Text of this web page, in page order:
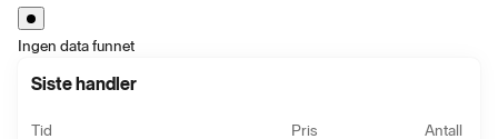
Ingen data funnet
Siste handler
Tid Pris Antall